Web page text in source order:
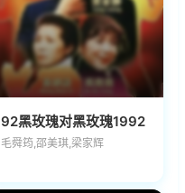
92黑玫瑰对黑玫瑰1992
毛舜筠,邵美琪,梁家辉